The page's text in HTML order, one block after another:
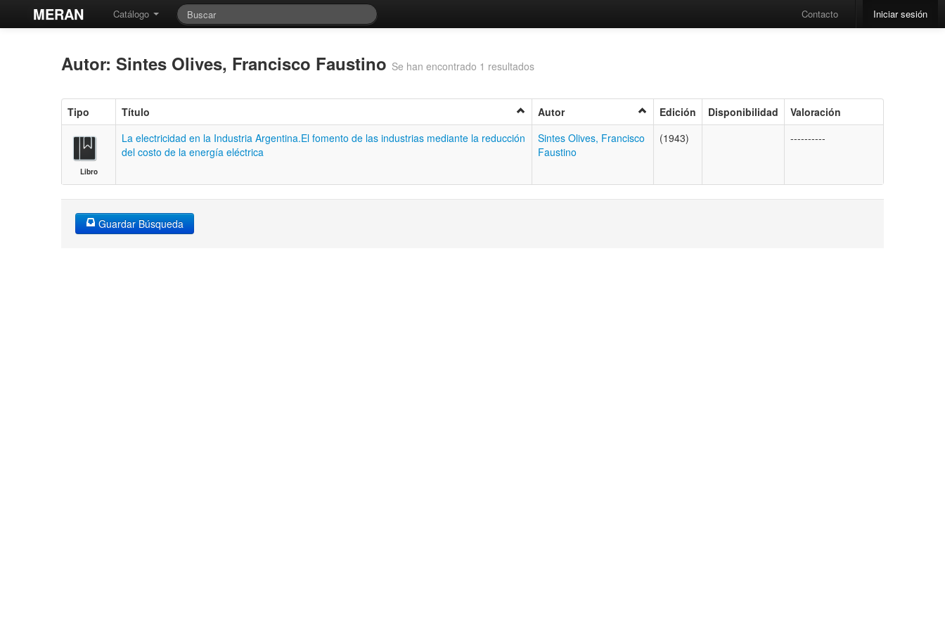
MERAN Catálogo Contacto Iniciar sesión
Autor: Sintes Olives, Francisco Faustino Se han encontrado 1 resultados
Tipo Título Autor Edición Disponibilidad Valoración
Libro
La electricidad en la Industria Argentina.El fomento de las industrias mediante la reducción
del costo de la energía eléctrica
Sintes Olives, Francisco
Faustino
(1943) ----------
Guardar Búsqueda